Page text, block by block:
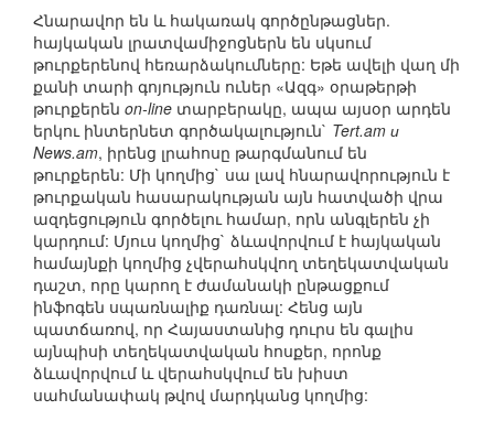
Հնարավոր են և հակառակ գործընթացներ.
հայկական լրատվամիջոցներն են սկսում
թուրքերենով հեռարձակումները: Եթե ավելի վաղ մի
քանի տարի գոյություն ուներ «Ազգ» օրաթերթի
թուրքերեն on-line տարբերակը, ապա այսօր արդեն
երկու ինտերնետ գործակալություն` Tert.am и
News.am, իրենց լրահոսը թարգմանում են
թուրքերեն: Մի կողմից` սա լավ հնարավորություն է
թուրքական հասարակության այն հատվածի վրա
ազդեցություն գործելու համար, որն անգլերեն չի
կարդում: Մյուս կողմից` ձևավորվում է հայկական
համայնքի կողմից չվերահսկվող տեղեկատվական
դաշտ, որը կարող է ժամանակի ընթացքում
ինֆոգեն սպառնալիք դառնալ: Հենց այն
պատճառով, որ Հայաստանից դուրս են գալիս
այնպիսի տեղեկատվական հոսքեր, որոնք
ձևավորվում և վերահսկվում են խիստ
սահմանափակ թվով մարդկանց կողմից: